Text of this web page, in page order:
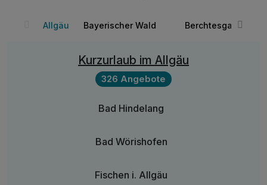
Allgäu Bayerischer Wald Berchtesgadener
Kurzurlaub im Allgäu
326 Angebote
Bad Hindelang
Bad Wörishofen
Fischen i. Allgäu